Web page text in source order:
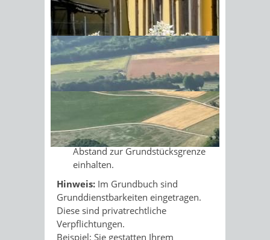
Sonnenschein am Morgen im
Ahornwald
Beispiele für öffentlich-rechtliche
Baulasten sind:
Über Ihr Grundstück führt die
Zufahrt zu einer öffentlichen
Straße.
Sie haben die Abstandsfläche des
Nachbargrundstücks
übernommen. Daher müssen Sie
bei einer Bebauung den doppelten
Abstand zur Grundstücksgrenze
einhalten.
Hinweis: Im Grundbuch sind
Grunddienstbarkeiten eingetragen.
Diese sind privatrechtliche
Verpflichtungen.
Beispiel: Sie gestatten Ihrem